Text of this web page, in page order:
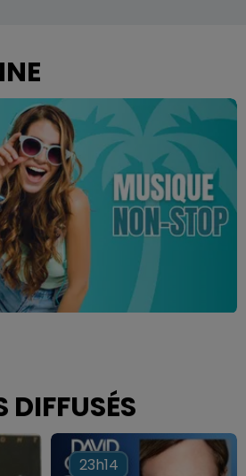
DIFFUSÉS
23h14
23h14